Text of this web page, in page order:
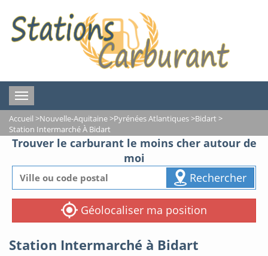
Toggle
navigation
Accueil >Nouvelle-Aquitaine>Pyrénées Atlantiques>Bidart >
Station Intermarché À Bidart
Trouver le carburant le moins cher autour de
moi
Rechercher
Géolocaliser ma position
Station Intermarché à Bidart